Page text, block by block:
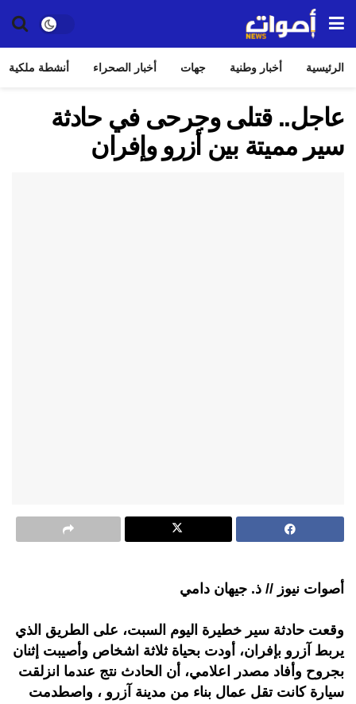
الرئيسية أخبار وطنية جهات أخبار الصحراء أنشطة ملكية
عاجل.. قتلى وجرحى في حادثة
سير مميتة بين أزرو وإفران
أصوات نيوز // ذ. جيهان دامي
وقعت حادثة سير خطيرة اليوم السبت، على الطريق الذي
يربط آزرو بإفران، أودت بحياة ثلاثة اشخاص وأصيبت إثنان
بجروح وأفاد مصدر اعلامي، أن الحادث نتج عندما انزلقت
سيارة كانت تقل عمال بناء من مدينة آزرو ، واصطدمت